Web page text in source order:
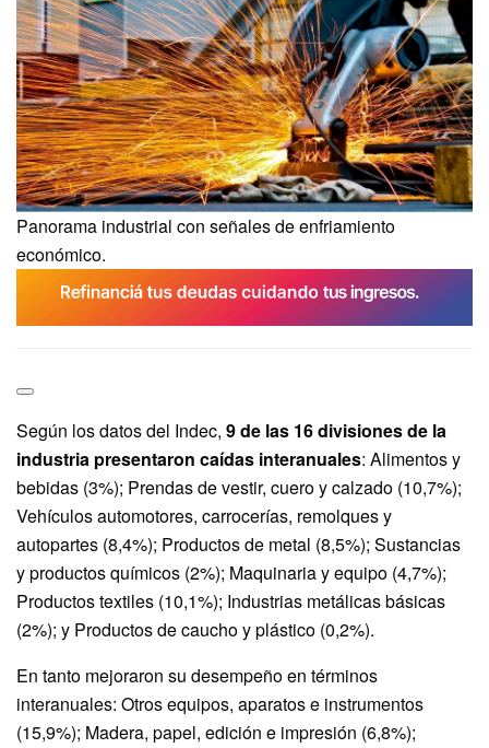
Panorama industrial con señales de enfriamiento
económico.
Según los datos del Indec, 9 de las 16 divisiones de la
industria presentaron caídas interanuales: Alimentos y
bebidas (3%); Prendas de vestir, cuero y calzado (10,7%);
Vehículos automotores, carrocerías, remolques y
autopartes (8,4%); Productos de metal (8,5%); Sustancias
y productos químicos (2%); Maquinaria y equipo (4,7%);
Productos textiles (10,1%); Industrias metálicas básicas
(2%); y Productos de caucho y plástico (0,2%).
En tanto mejoraron su desempeño en términos
interanuales: Otros equipos, aparatos e instrumentos
(15,9%); Madera, papel, edición e impresión (6,8%);